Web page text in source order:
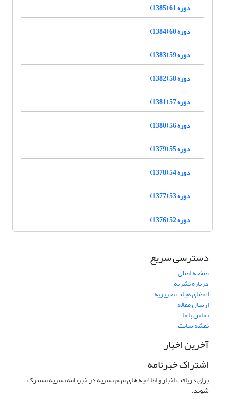
دوره 61 (1385)
دوره 60 (1384)
دوره 59 (1383)
دوره 58 (1382)
دوره 57 (1381)
دوره 56 (1380)
دوره 55 (1379)
دوره 54 (1378)
دوره 53 (1377)
دوره 52 (1376)
دسترسی سریع
صفحه اصلی
درباره نشریه
اعضای هیات تحریریه
ارسال مقاله
تماس با ما
نقشه سایت
آخرین اخبار
اشتراک خبرنامه
برای دریافت اخبار و اطلاعیه های مهم نشریه در خبرنامه نشریه مشترک
شوید.